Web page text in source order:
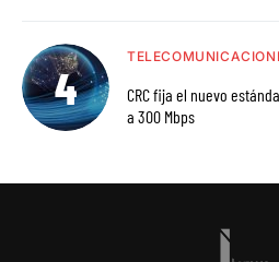
CRC fija el nuevo
a 300 Mbps